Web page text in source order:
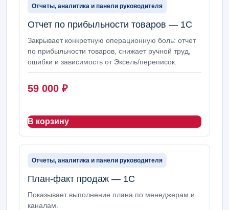
Отчеты, аналитика и панели руководителя
Отчет по прибыльности товаров — 1С
Закрывает конкретную операционную боль: отчет
по прибыльности товаров, снижает ручной труд,
ошибки и зависимость от Эксель/переписок.
59 000 ₽
В корзину
Отчеты, аналитика и панели руководителя
План-факт продаж — 1С
Показывает выполнение плана по менеджерам и
каналам.